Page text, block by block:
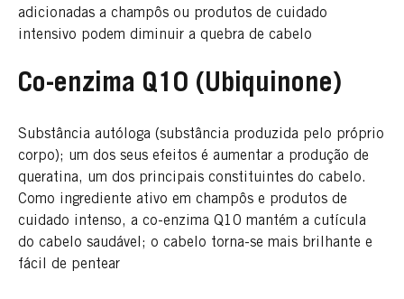
adicionadas a champôs ou produtos de cuidado
intensivo podem diminuir a quebra de cabelo
Co-enzima Q10 (Ubiquinone)
Substância autóloga (substância produzida pelo próprio
corpo); um dos seus efeitos é aumentar a produção de
queratina, um dos principais constituintes do cabelo.
Como ingrediente ativo em champôs e produtos de
cuidado intenso, a co-enzima Q10 mantém a cutícula
do cabelo saudável; o cabelo torna-se mais brilhante e
fácil de pentear